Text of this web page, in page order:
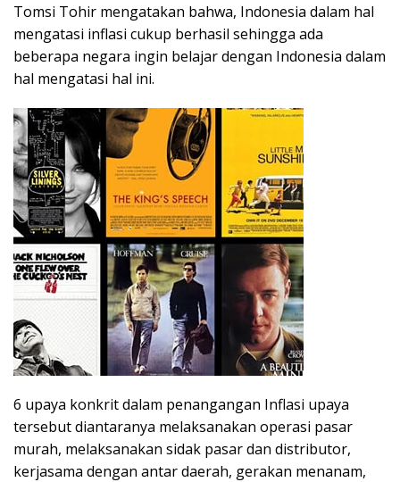
Tomsi Tohir mengatakan bahwa, Indonesia dalam hal
mengatasi inflasi cukup berhasil sehingga ada
beberapa negara ingin belajar dengan Indonesia dalam
hal mengatasi hal ini.
6 upaya konkrit dalam penangangan Inflasi upaya
tersebut diantaranya melaksanakan operasi pasar
murah, melaksanakan sidak pasar dan distributor,
kerjasama dengan antar daerah, gerakan menanam,